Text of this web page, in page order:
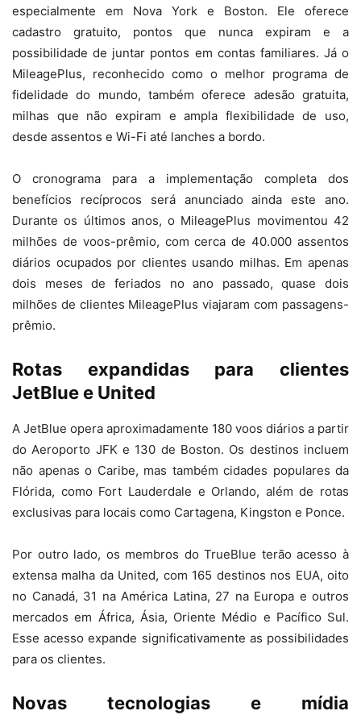
especialmente em Nova York e Boston. Ele oferece
cadastro gratuito, pontos que nunca expiram e a
possibilidade de juntar pontos em contas familiares. Já o
MileagePlus, reconhecido como o melhor programa de
fidelidade do mundo, também oferece adesão gratuita,
milhas que não expiram e ampla flexibilidade de uso,
desde assentos e Wi-Fi até lanches a bordo.
O cronograma para a implementação completa dos
benefícios recíprocos será anunciado ainda este ano.
Durante os últimos anos, o MileagePlus movimentou 42
milhões de voos-prêmio, com cerca de 40.000 assentos
diários ocupados por clientes usando milhas. Em apenas
dois meses de feriados no ano passado, quase dois
milhões de clientes MileagePlus viajaram com passagens-
prêmio.
Rotas expandidas para clientes
JetBlue e United
A JetBlue opera aproximadamente 180 voos diários a partir
do Aeroporto JFK e 130 de Boston. Os destinos incluem
não apenas o Caribe, mas também cidades populares da
Flórida, como Fort Lauderdale e Orlando, além de rotas
exclusivas para locais como Cartagena, Kingston e Ponce.
Por outro lado, os membros do TrueBlue terão acesso à
extensa malha da United, com 165 destinos nos EUA, oito
no Canadá, 31 na América Latina, 27 na Europa e outros
mercados em África, Ásia, Oriente Médio e Pacífico Sul.
Esse acesso expande significativamente as possibilidades
para os clientes.
Novas tecnologias e mídia